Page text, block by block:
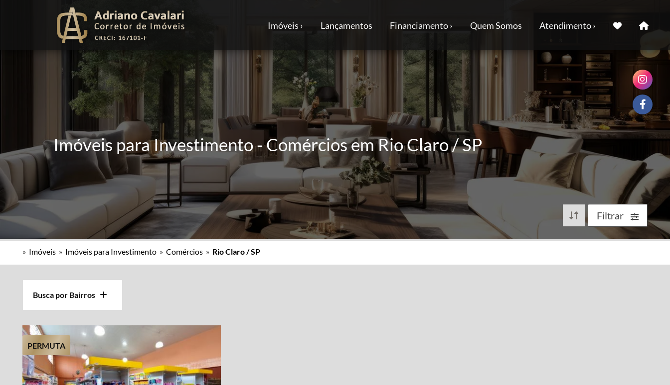
Imóveis › Lançamentos Financiamento › Quem Somos Atendimento ›
Imóveis para Investimento - Comércios em Rio Claro / SP
Filtrar
» Imóveis » Imóveis para Investimento » Comércios » Rio Claro / SP
Busca por Bairros
PERMUTA